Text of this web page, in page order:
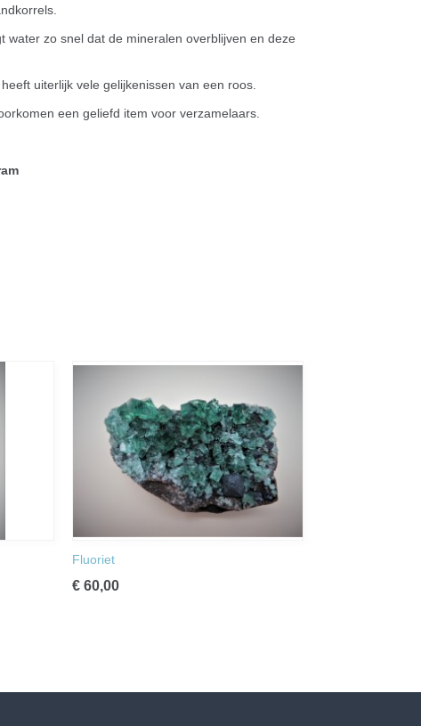
water zo snel dat de mineralen overblijven en deze
uiterlijk vele gelijkenissen van een roos.
een geliefd item voor verzamelaars.
Fluoriet
€ 60,00